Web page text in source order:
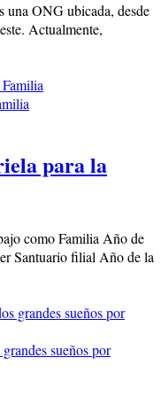
una ONG ubicada, desde
Actualmente,
para la
como Familia Año de
Santuario filial Año de la
sueños por